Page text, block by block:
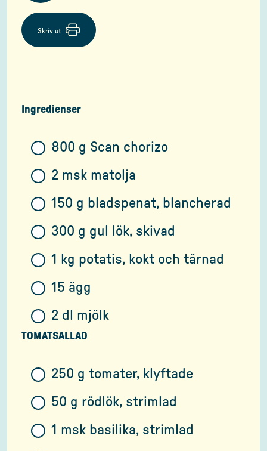
Skriv ut
Ingredienser
800 g Scan chorizo
2 msk matolja
150 g bladspenat, blancherad
300 g gul lök, skivad
1 kg potatis, kokt och tärnad
15 ägg
2 dl mjölk
TOMATSALLAD
250 g tomater, klyftade
50 g rödlök, strimlad
1 msk basilika, strimlad